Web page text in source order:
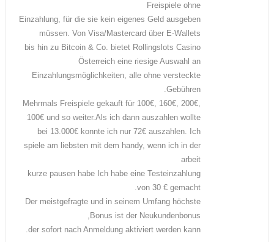
Freispiele ohne
Einzahlung, für die sie kein eigenes Geld ausgeben
müssen. Von Visa/Mastercard über E-Wallets
bis hin zu Bitcoin & Co. bietet Rollingslots Casino
Österreich eine riesige Auswahl an
Einzahlungsmöglichkeiten, alle ohne versteckte
Gebühren.
Mehrmals Freispiele gekauft für 100€, 160€, 200€,
100€ und so weiter.Als ich dann auszahlen wollte
bei 13.000€ konnte ich nur 72€ auszahlen. Ich
spiele am liebsten mit dem handy, wenn ich in der
arbeit
kurze pausen habe Ich habe eine Testeinzahlung
von 30 € gemacht.
Der meistgefragte und in seinem Umfang höchste
Bonus ist der Neukundenbonus,
der sofort nach Anmeldung aktiviert werden kann.